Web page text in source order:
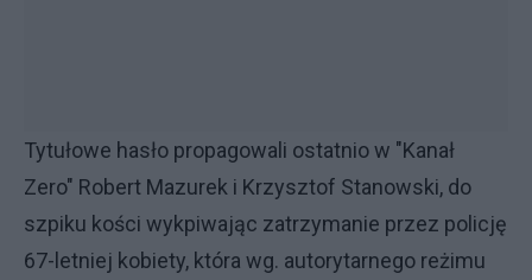
Tytułowe hasło propagowali ostatnio w "Kanał
Zero" Robert Mazurek i Krzysztof Stanowski, do
szpiku kości wykpiwając zatrzymanie przez policję
67-letniej kobiety, która wg. autorytarnego reżimu